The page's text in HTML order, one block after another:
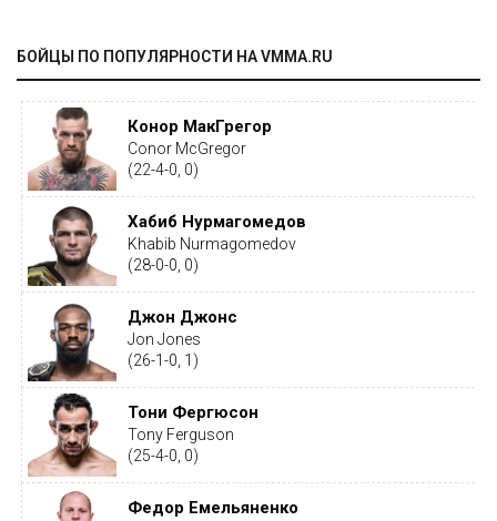
БОЙЦЫ ПО ПОПУЛЯРНОСТИ НА VMMA.RU
Конор МакГрегор
Conor McGregor
(22-4-0, 0)
Хабиб Нурмагомедов
Khabib Nurmagomedov
(28-0-0, 0)
Джон Джонс
Jon Jones
(26-1-0, 1)
Тони Фергюсон
Tony Ferguson
(25-4-0, 0)
Федор Емельяненко